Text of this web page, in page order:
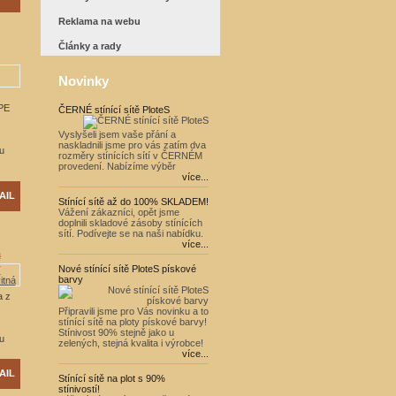
z
Reklama na webu
Články a rady
Novinky
ČERNÉ stínící sítě PloteS
Vyslyšeli jsem vaše přání a
naskladnili jsme pro vás zatím dva
rozměry stínících sítí v ČERNÉM
provedení. Nabízíme výběr
více...
Stínící sítě až do 100% SKLADEM!
Vážení zákazníci, opět jsme
doplnili skladové zásoby stínících
sítí. Podívejte se na naši nabídku.
více...
Nové stínící sítě PloteS pískové
barvy
Připravili jsme pro Vás novinku a to
stínící sítě na ploty pískové barvy!
Stínivost 90% stejně jako u
zelených, stejná kvalita i výrobce!
více...
Stínící sítě na plot s 90%
stínivostí!